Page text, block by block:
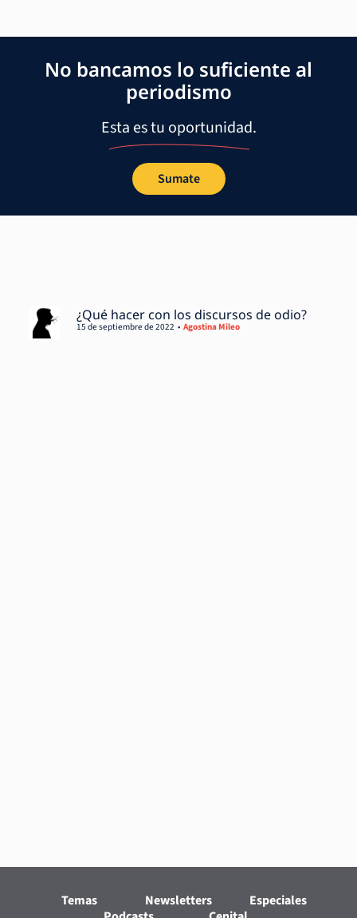
No bancamos lo suficiente al
periodismo
Esta es tu oportunidad.
Sumate
¿Qué hacer con los discursos de odio?
Agostina Mileo
15 de septiembre de 2022
Temas Newsletters
Especiales